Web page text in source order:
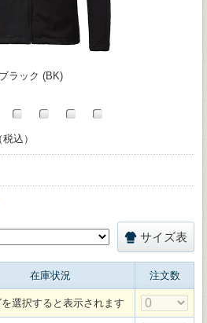
ブラック (BK)
込）
サイズ表
在庫状況 注文数
選択すると表示されます